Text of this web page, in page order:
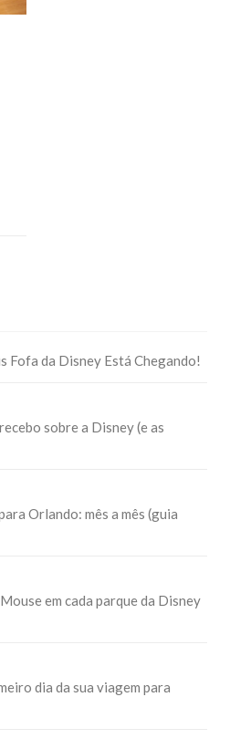
Fofa da Disney Está Chegando!
sobre a Disney (e as
Orlando: mês a mês (guia
em cada parque da Disney
dia da sua viagem para